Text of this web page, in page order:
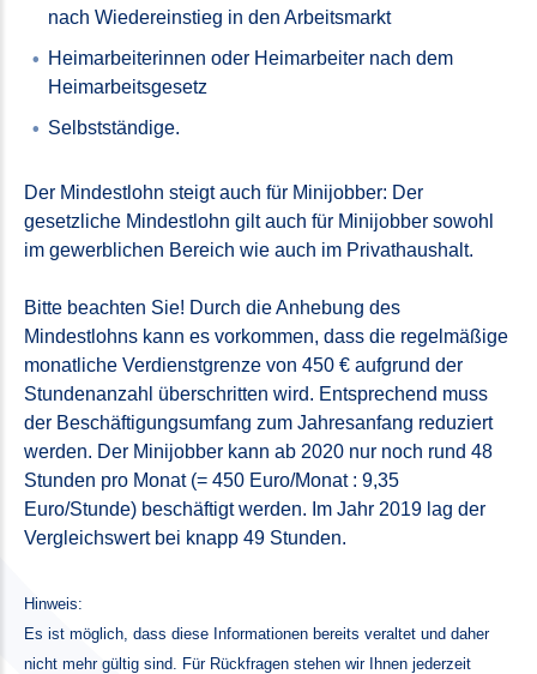
nach Wiedereinstieg in den Arbeitsmarkt
Heimarbeiterinnen oder Heimarbeiter nach dem
Heimarbeitsgesetz
Selbstständige.
Der Mindestlohn steigt auch für Minijobber: Der
gesetzliche Mindestlohn gilt auch für Minijobber sowohl
im gewerblichen Bereich wie auch im Privathaushalt.
Bitte beachten Sie! Durch die Anhebung des
Mindestlohns kann es vorkommen, dass die regelmäßige
monatliche Verdienstgrenze von 450 € aufgrund der
Stundenanzahl überschritten wird. Entsprechend muss
der Beschäftigungsumfang zum Jahresanfang reduziert
werden. Der Minijobber kann ab 2020 nur noch rund 48
Stunden pro Monat (= 450 Euro/Monat : 9,35
Euro/Stunde) beschäftigt werden. Im Jahr 2019 lag der
Vergleichswert bei knapp 49 Stunden.
Hinweis:
Es ist möglich, dass diese Informationen bereits veraltet und daher
nicht mehr gültig sind. Für Rückfragen stehen wir Ihnen jederzeit